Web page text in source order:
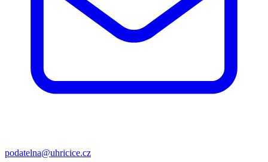
podatelna@uhricice.cz